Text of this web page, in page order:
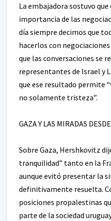
La embajadora sostuvo
importancia de las
día siempre decimos que
hacerlos con
que las conversaciones se
representantes de Israel y
que ese resultado permite
no solamente tristeza”.
GAZA Y LAS MIRADAS
Sobre Gaza, Hershkovitz
tranquilidad” tanto en la
aunque evitó presentar la
definitivamente resuelta.
posiciones propalestinas
parte de la sociedad